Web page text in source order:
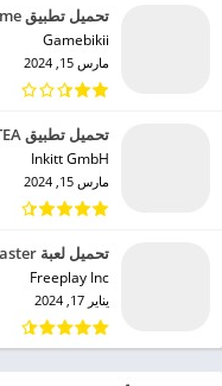
تحميل تطبيق Bikii Cloud Game مهكر للاندرويد 2024
Gamebikii‏
مارس 15, 2024
تحميل تطبيق GALATEA مهكر للاندرويد 2024
Inkitt GmbH‏
مارس 15, 2024
تحميل لعبة Ride Master مهكرة للاندرويد 2024
Freeplay Inc‏
يناير 17, 2024